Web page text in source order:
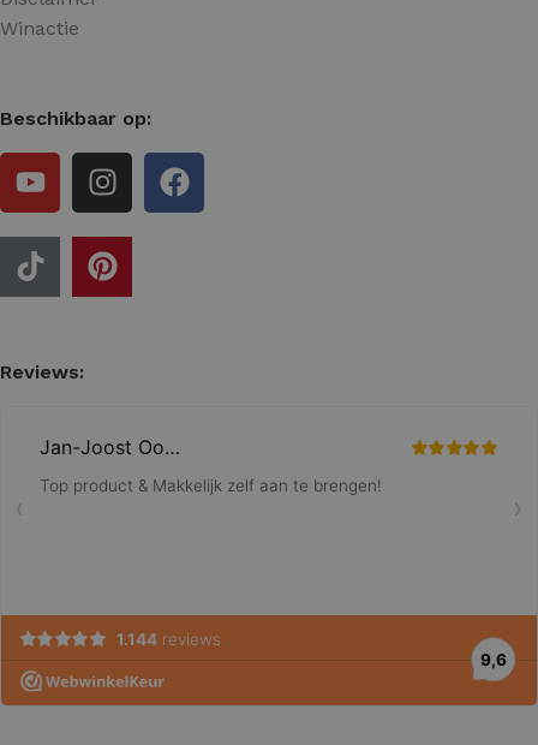
Winactie
Beschikbaar op:
Reviews: